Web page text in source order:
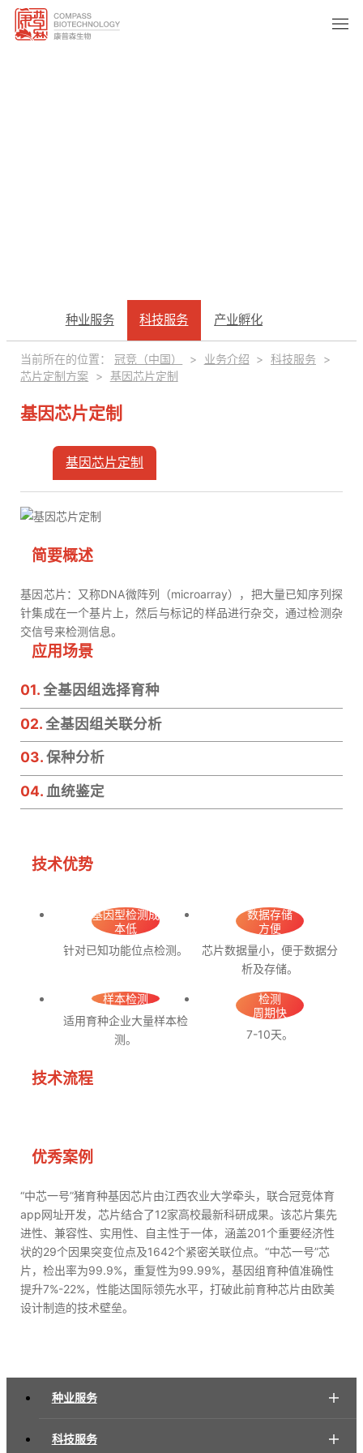
科技服务
TECH SERVICE
种业服务 科技服务 产业孵化
当前所在的位置： 冠竞（中国） > 业务介绍 > 科技服务
>
芯片定制方案
> 基因芯片定制
基因芯片定制
基因芯片定制
简要概述
基因芯片：又称DNA微阵列（microarray），把大量已知序列探
针集成在一个基片上，然后与标记的样品进行杂交，通过检测杂
交信号来检测信息。
应用场景
01.全基因组选择育种
02.全基因组关联分析
03.保种分析
04. 血统鉴定
技术优势
基因型检测成
本低
针对已知功能位点检测。
数据存储
方便
芯片数据量小，便于数据分
析及存储。
样本检测
适用育种企业大量样本检
测。
检测
周期快
7-10天。
技术流程
优秀案例
“中芯一号”猪育种基因芯片由江西农业大学牵头，联合冠竞体育
app网址开发，芯片结合了12家高校最新科研成果。该芯片集先
进性、兼容性、实用性、自主性于一体，涵盖201个重要经济性
状的29个因果突变位点及1642个紧密关联位点。“中芯一号”芯
片，检出率为99.9%，重复性为99.99%，基因组育种值准确性
提升7%-22%，性能达国际领先水平，打破此前育种芯片由欧美
设计制造的技术壁垒。
种业服务
科技服务